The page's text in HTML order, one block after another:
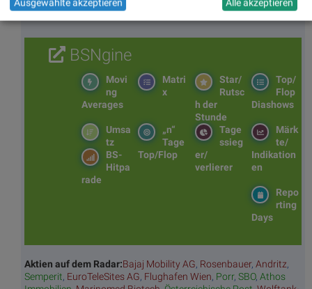
BSNgine
Top/
Flop
Diashows
Star/
Rutsc
h der
Stunde
Matri
x
Movi
ng
Averages
Märk
te/
Indikation
en
Tage
ssieg
er/
verlierer
„n“
Tage
Top/Flop
Umsa
tz
BS-
Hitpa
rade
Repo
rting
Days
Aktien auf dem Radar:Bajaj Mobility AG, Rosenbauer, Andritz,
Semperit, EuroTeleSites AG, Flughafen Wien, Porr, SBO, Athos
Ausgewählte akzeptieren Alle akzeptieren